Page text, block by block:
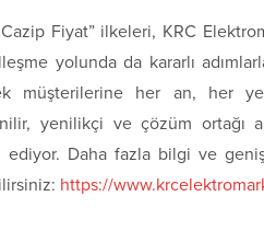
Fiyat” ilkeleri, KRC
yolunda da kararlı
müşterilerine her an, her
yenilikçi ve çözüm ortağı
ediyor. Daha fazla bilgi ve
https://